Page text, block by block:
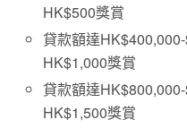
HK$500獎賞
貸款額達
HK$1,000獎賞
貸款額達
HK$1,500獎賞